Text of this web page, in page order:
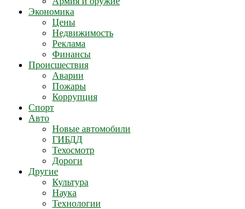
Экономика
Цены
Недвижимость
Реклама
Финансы
Происшествия
Аварии
Пожары
Коррупция
Спорт
Авто
Новые автомобили
ГИБДД
Техосмотр
Дороги
Другие
Культура
Наука
Технологии